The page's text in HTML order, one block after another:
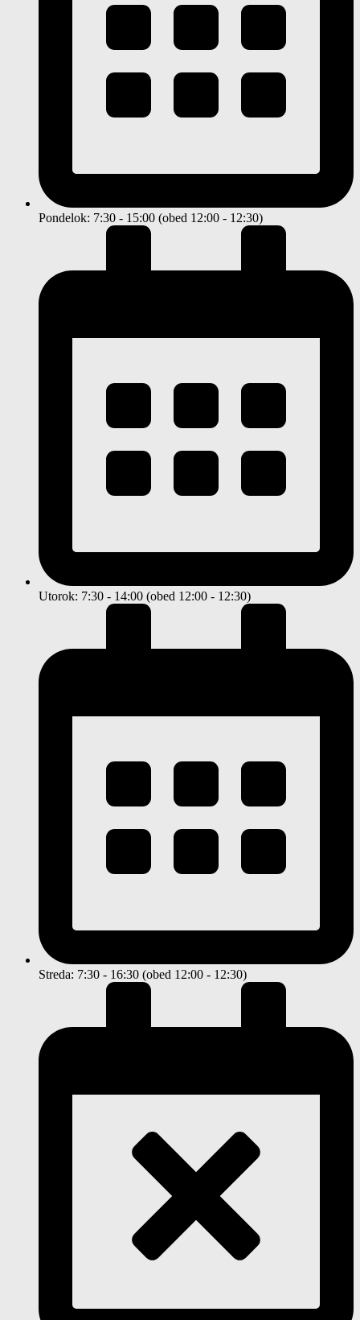
Pondelok: 7:30 - 15:00 (obed 12:00 - 12:30)
Utorok: 7:30 - 14:00 (obed 12:00 - 12:30)
Streda: 7:30 - 16:30 (obed 12:00 - 12:30)